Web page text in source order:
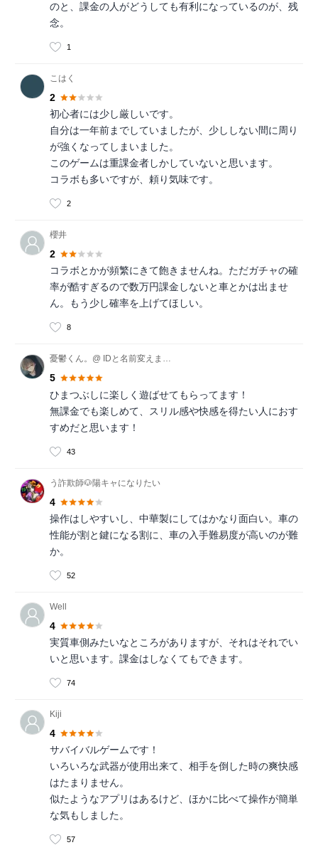
のと、課金の人がどうしても有利になっているのが、残
念。
1
こはく
2
初心者には少し厳しいです。
自分は一年前までしていましたが、少ししない間に周り
が強くなってしまいました。
このゲームは重課金者しかしていないと思います。
コラボも多いですが、頼り気味です。
2
櫻井
2
コラボとかが頻繁にきて飽きませんね。ただガチャの確
率が酷すぎるので数万円課金しないと車とかは出ませ
ん。もう少し確率を上げてほしい。
8
憂鬱くん。@ IDと名前変えました。
5
ひまつぶしに楽しく遊ばせてもらってます！
無課金でも楽しめて、スリル感や快感を得たい人におす
すめだと思います！
43
う詐欺師🐶陽キャになりたい
4
操作はしやすいし、中華製にしてはかなり面白い。車の
性能が割と鍵になる割に、車の入手難易度が高いのが難
か。
52
Well
4
実質車側みたいなところがありますが、それはそれでい
いと思います。課金はしなくてもできます。
74
Kiji
4
サバイバルゲームです！
いろいろな武器が使用出来て、相手を倒した時の爽快感
はたまりません。
似たようなアプリはあるけど、ほかに比べて操作が簡単
な気もしました。
57